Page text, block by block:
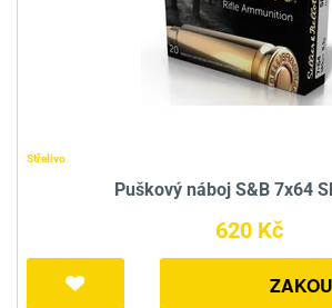
Střelivo
Puškový náboj S&B 7x64
620 Kč